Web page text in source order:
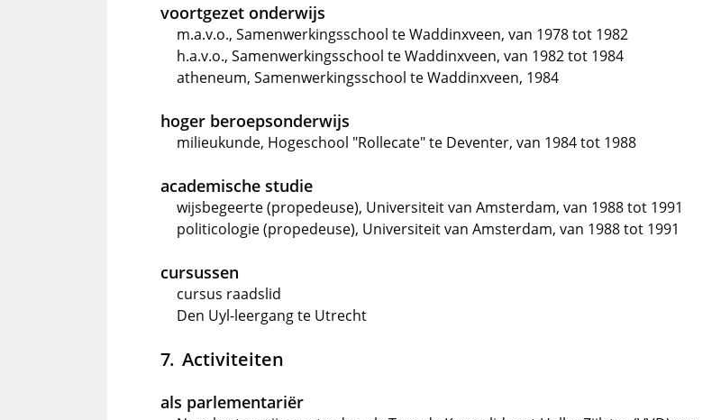
voortgezet onderwijs
m.a.v.o., Samenwerkingsschool te Waddinxveen, van 1978 tot 1982
h.a.v.o., Samenwerkingsschool te Waddinxveen, van 1982 tot 1984
atheneum, Samenwerkingsschool te Waddinxveen, 1984
hoger beroepsonderwijs
milieukunde, Hogeschool "Rollecate" te Deventer, van 1984 tot 1988
academische studie
wijsbegeerte (propedeuse), Universiteit van Amsterdam, van 1988 tot 1991
politicologie (propedeuse), Universiteit van Amsterdam, van 1988 tot 1991
cursussen
cursus raadslid
Den Uyl-leergang te Utrecht
Activiteiten
als parlementariër